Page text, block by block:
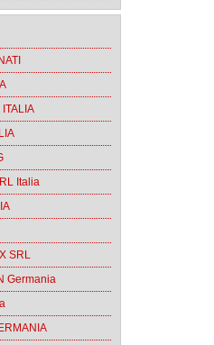
Italia
SRL
Germania